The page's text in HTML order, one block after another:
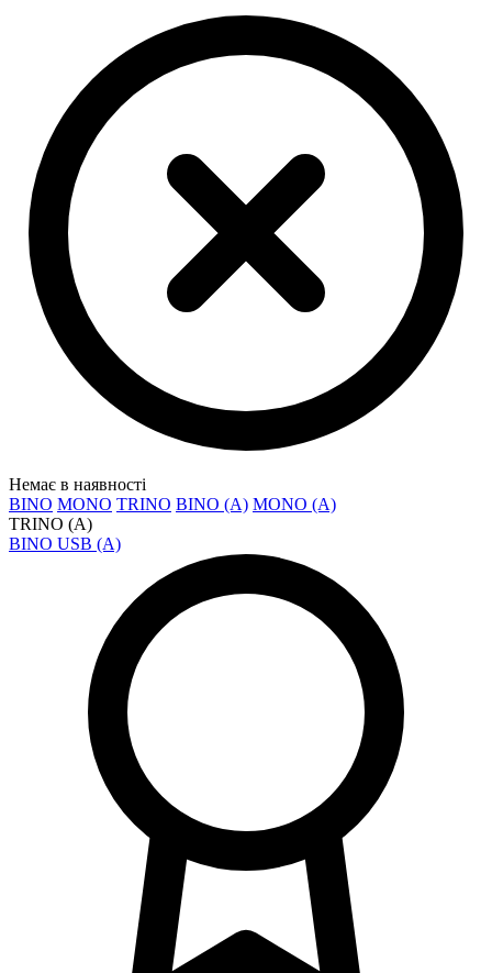
Немає в наявності
BINO MONO TRINO BINO (A) MONO (A)
TRINO (A)
BINO USB (A)